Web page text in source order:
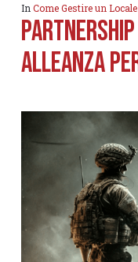
In Come Gestire un Locale
Alleanza